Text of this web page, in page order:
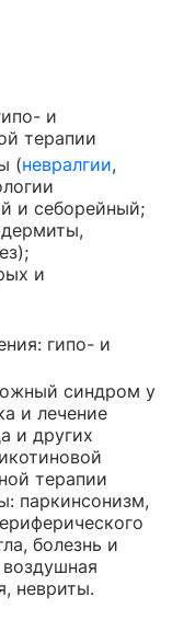
и
терапии
(невралгии,
и себорейный;
и
гипо- и
синдром у
и лечение
и других
терапии
паркинсонизм,
болезнь и
невриты.